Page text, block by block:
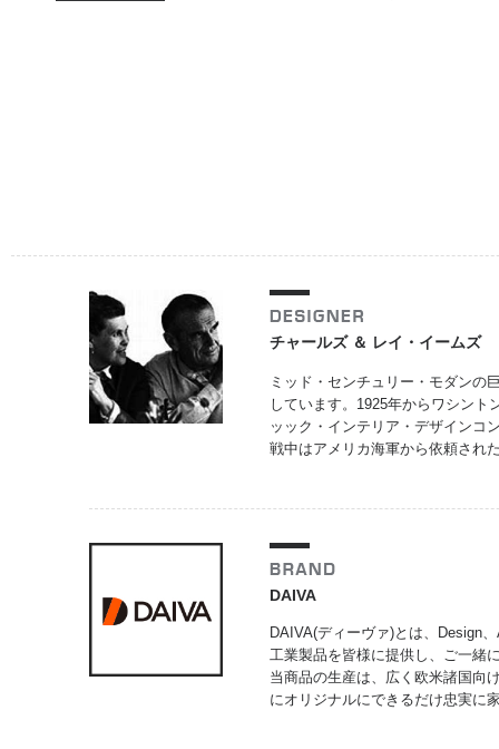
チャールズ ＆ レイ・イームズ
ミッド・センチュリー・モダンの
しています。1925年からワシント
ッック・インテリア・デザインコ
戦中はアメリカ海軍から依頼され
DAIVA
DAIVA(ディーヴァ)とは、Design
工業製品を皆様に提供し、ご一緒
当商品の生産は、広く欧米諸国向
にオリジナルにできるだけ忠実に